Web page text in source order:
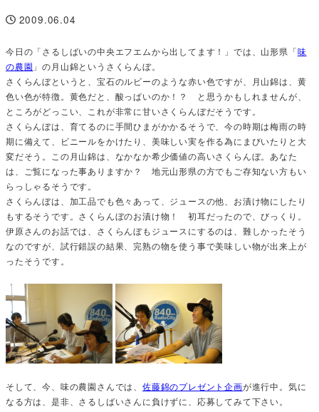
投稿日
2009.06.04
今日の「さるしばいの中央エフエムから出してます！」では、山形県「味
の農園 」の月山錦というさくらんぼ。
さくらんぼというと、宝石のルビーのような赤い色ですが、月山錦は、黄
色い色が特徴。黄色だと、酸っぱいのか！？ と思うかもしれませんが、
ところがどっこい、これが非常に甘いさくらんぼだそうです。
さくらんぼは、育てるのに手間ひまがかかるそうで、今の時期は梅雨の時
期に備えて、ビニールをかけたり、美味しい実を作る為にまびいたりと大
変だそう。この月山錦は、なかなか希少価値の高いさくらんぼ。あなた
は、ご覧になった事ありますか？ 地元山形県の方でもご存知ない方もい
らっしゃるそうです。
さくらんぼは、加工品でも色々あって、ジュースの他、お漬け物にしたり
もするそうです。さくらんぼのお漬け物！ 初耳だったので、びっくり。
伊原さんのお話では、さくらんぼもジュースにするのは、難しかったそう
なのですが、試行錯誤の結果、完熟の物を使う事で美味しい物が出来上が
ったそうです。
そして、今、味の農園さんでは、佐藤錦のプレゼント企画が進行中。気に
なる方は、是非、さるしばいさんに負けずに、応募してみて下さい。